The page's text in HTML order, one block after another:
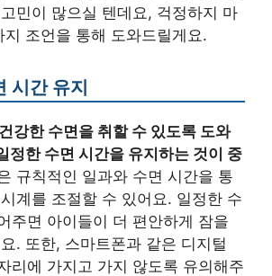
민이 많으실 텐데요, 걱정하지 마
조언을 통해 도와드릴게요.
시간 유지
강한 수면을 취할 수 있도록 도와
정한 수면 시간을 유지하는 것이 중
규칙적인 일과와 수면 시간을 통
계를 조절할 수 있어요. 일정한 수
주면 아이들이 더 편안하게 잠을
. 또한, 스마트폰과 같은 디지털
리에 가지고 가지 않도록 유의해주